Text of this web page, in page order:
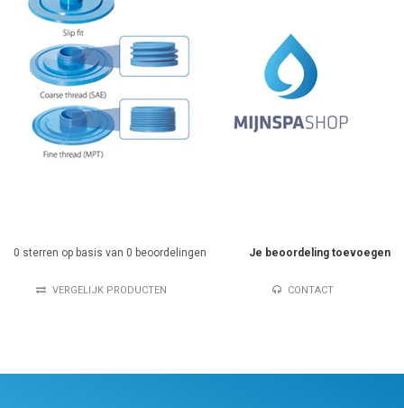
Je beoordeling toevoegen
0 sterren op basis van 0 beoordelingen
VERGELIJK PRODUCTEN CONTACT